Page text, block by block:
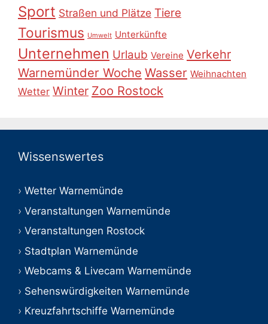
Sport Straßen und Plätze Tiere
Tourismus Umwelt Unterkünfte
Unternehmen Urlaub Vereine Verkehr
Warnemünder Woche Wasser Weihnachten
Wetter Winter Zoo Rostock
Wissenswertes
Wetter Warnemünde
Veranstaltungen Warnemünde
Veranstaltungen Rostock
Stadtplan Warnemünde
Webcams & Livecam Warnemünde
Sehenswürdigkeiten Warnemünde
Kreuzfahrtschiffe Warnemünde